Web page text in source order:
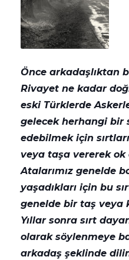
Önce arkadaşlıktan
Rivayet ne kadar
eski Türklerde
gelecek herhangi bir
edebilmek için
veya taşa vererek ok
Atalarımız genelde
yaşadıkları için bu
genelde bir taş veya
Yıllar sonra sırt
olarak söylenmeye
arkadaş şeklinde